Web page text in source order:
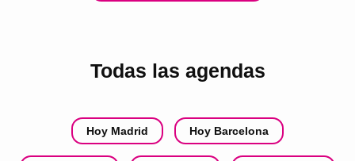
Todas las agendas
Hoy Madrid Hoy Barcelona